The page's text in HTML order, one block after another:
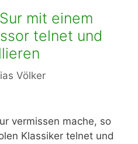
mit einem
telnet und
Völker
vermissen mache, so
Klassiker telnet und